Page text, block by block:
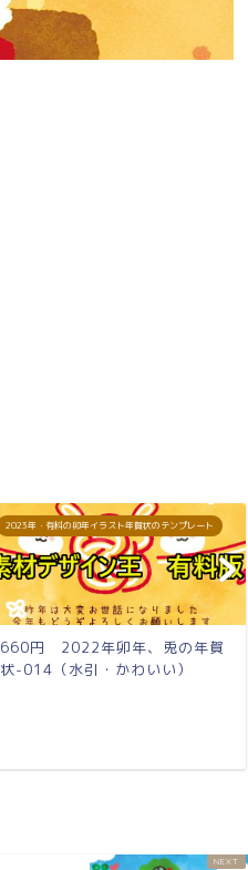
2023年・有料の卯年イラスト年賀状のテンプレート
660円 2022年卯年、兎の年賀
状-014（水引・かわいい）